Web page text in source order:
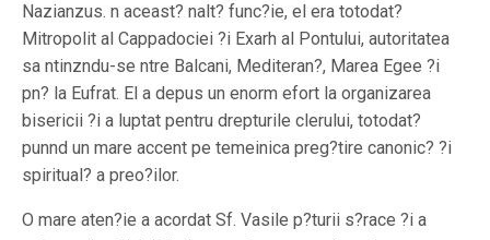
Nazianzus. n aceast? nalt? func?ie, el era totodat?
Mitropolit al Cappadociei ?i Exarh al Pontului, autoritatea
sa ntinzndu-se ntre Balcani, Mediteran?, Marea Egee ?i
pn? la Eufrat. El a depus un enorm efort la organizarea
bisericii ?i a luptat pentru drepturile clerului, totodat?
punnd un mare accent pe temeinica preg?tire canonic? ?i
spiritual? a preo?ilor.
O mare aten?ie a acordat Sf. Vasile p?turii s?race ?i a